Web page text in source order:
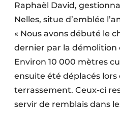
Raphaël David,
Nelles, situe d’emblée
« Nous avons débuté le
dernier par la démolition
Environ 10 000 mètres
ensuite été déplacés lors
terrassement. Ceux-ci
servir de remblais dans